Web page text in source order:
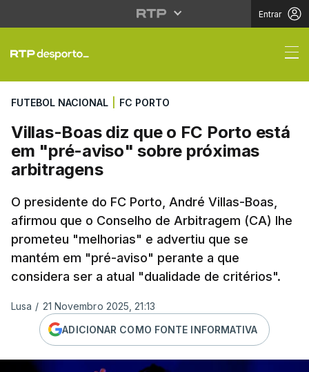
Entrar
Villas-Boas diz que o
FUTEBOL NACIONAL FC PORTO
Villas-Boas diz que o FC Porto está
em "pré-aviso" sobre próximas
arbitragens
O presidente do FC Porto, André Villas-Boas,
afirmou que o Conselho de Arbitragem (CA) lhe
prometeu "melhorias" e advertiu que se
mantém em "pré-aviso" perante a que
considera ser a atual "dualidade de critérios".
Lusa / 21 Novembro 2025, 21:13
ADICIONAR COMO FONTE INFORMATIVA